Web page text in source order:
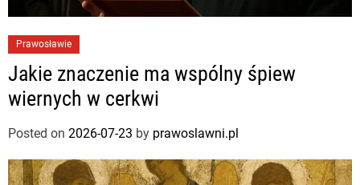
Prawosławie
Jakie znaczenie ma wspólny śpiew
wiernych w cerkwi
Posted on 2026-07-23 by prawoslawni.pl